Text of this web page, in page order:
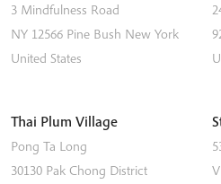
3 Mindfulness Road
NY 12566 Pine Bush New York
United States
Thai Plum Village
Pong Ta Long
30130 Pak Chong District